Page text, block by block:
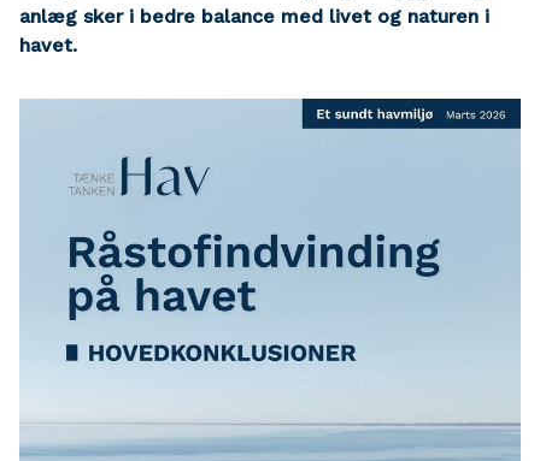
anlæg sker i bedre balance med livet og naturen i
havet.